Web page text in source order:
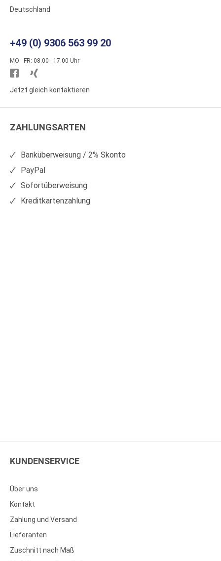
Deutschland
+49 (0) 9306 563 99 20
MO - FR: 08.00 - 17.00 Uhr
Besuchen
Sie
auf
Sie
auf
Jetzt gleich kontaktieren
ZAHLUNGSARTEN
Banküberweisung / 2% Skonto
PayPal
Sofortüberweisung
Kreditkartenzahlung
KUNDENSERVICE
Über uns
Kontakt
Zahlung und Versand
Lieferanten
Zuschnitt nach Maß